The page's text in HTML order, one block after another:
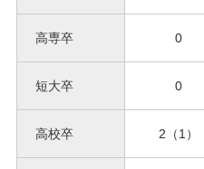
高専卒 0
短大卒 0
高校卒 2（1）